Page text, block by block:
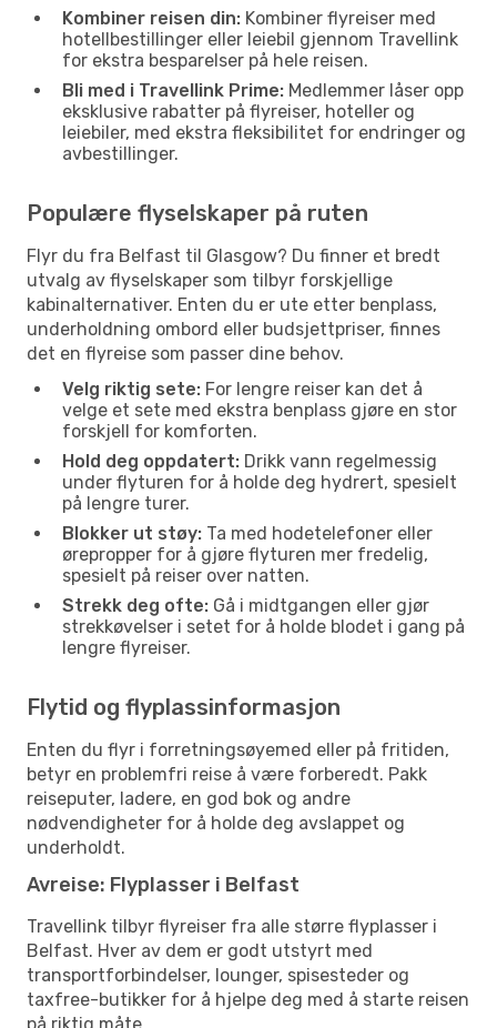
Kombiner reisen din: Kombiner flyreiser med
hotellbestillinger eller leiebil gjennom Travellink
for ekstra besparelser på hele reisen.
Bli med i Travellink Prime: Medlemmer låser opp
eksklusive rabatter på flyreiser, hoteller og
leiebiler, med ekstra fleksibilitet for endringer og
avbestillinger.
Populære flyselskaper på ruten
Flyr du fra Belfast til Glasgow? Du finner et bredt
utvalg av flyselskaper som tilbyr forskjellige
kabinalternativer. Enten du er ute etter benplass,
underholdning ombord eller budsjettpriser, finnes
det en flyreise som passer dine behov.
Velg riktig sete: For lengre reiser kan det å
velge et sete med ekstra benplass gjøre en stor
forskjell for komforten.
Hold deg oppdatert: Drikk vann regelmessig
under flyturen for å holde deg hydrert, spesielt
på lengre turer.
Blokker ut støy: Ta med hodetelefoner eller
ørepropper for å gjøre flyturen mer fredelig,
spesielt på reiser over natten.
Strekk deg ofte: Gå i midtgangen eller gjør
strekkøvelser i setet for å holde blodet i gang på
lengre flyreiser.
Flytid og flyplassinformasjon
Enten du flyr i forretningsøyemed eller på fritiden,
betyr en problemfri reise å være forberedt. Pakk
reiseputer, ladere, en god bok og andre
nødvendigheter for å holde deg avslappet og
underholdt.
Avreise: Flyplasser i Belfast
Travellink tilbyr flyreiser fra alle større flyplasser i
Belfast. Hver av dem er godt utstyrt med
transportforbindelser, lounger, spisesteder og
taxfree-butikker for å hjelpe deg med å starte reisen